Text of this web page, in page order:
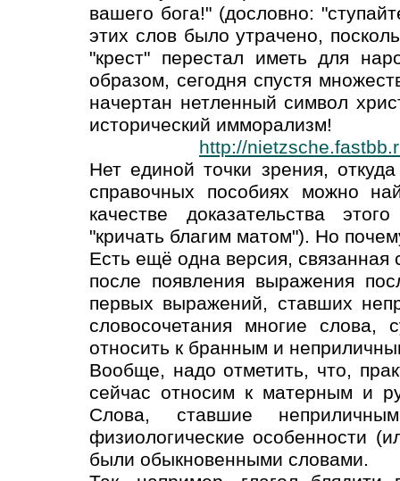
вашего бога!" (дословно:
этих слов было утрачено,
"крест" перестал иметь для
образом, сегодня спустя
начертан нетленный символ
исторический имморализм!
http://
Нет единой точки зрения,
справочных пособиях можно
качестве доказательства
"кричать благим матом"). Но
Есть ещё одна версия, связанная
после появления выражения
первых выражений, ставших
словосочетания многие
относить к бранным и
Вообще, надо отметить, что,
сейчас относим к матерным и
Слова, ставшие
физиологические особенности
были обыкновенными словами.